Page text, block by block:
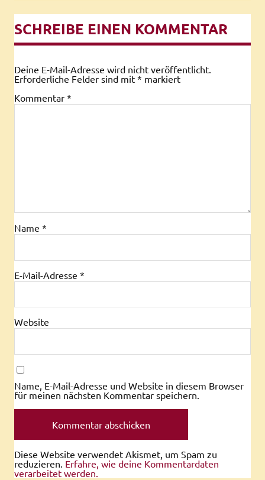
SCHREIBE EINEN KOMMENTAR
Deine E-Mail-Adresse wird nicht veröffentlicht.
Erforderliche Felder sind mit * markiert
Kommentar *
Name *
E-Mail-Adresse *
Website
Name, E-Mail-Adresse und Website in diesem Browser
für meinen nächsten Kommentar speichern.
Diese Website verwendet Akismet, um Spam zu
reduzieren. Erfahre, wie deine Kommentardaten
verarbeitet werden.